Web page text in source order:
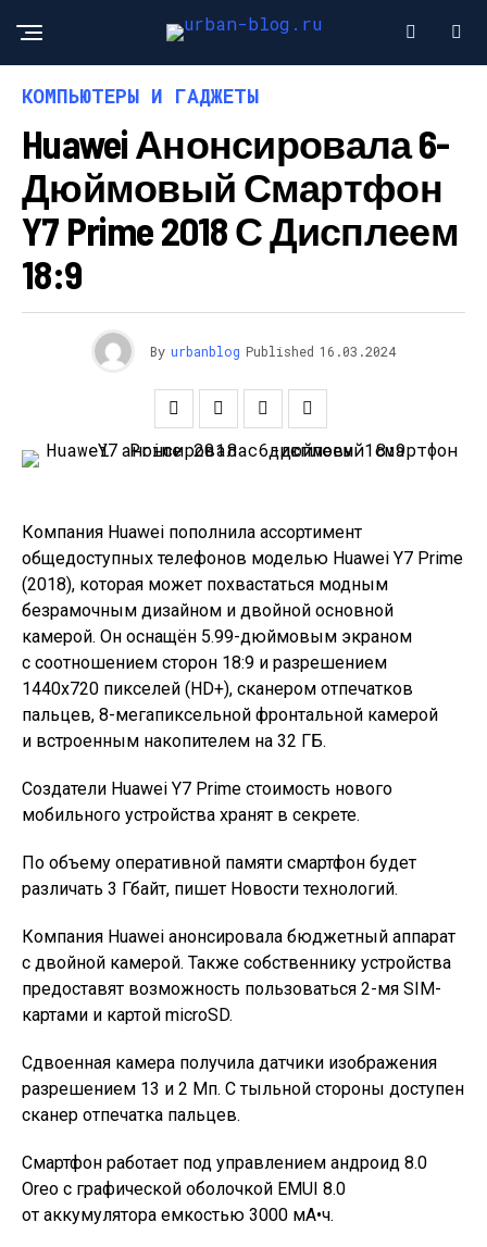
КОМПЬЮТЕРЫ И ГАДЖЕТЫ
Huawei Анонсировала 6-
Дюймовый Смартфон
Y7 Prime 2018 С Дисплеем
18:9
By urbanblog Published 16.03.2024
Компания Huawei пополнила ассортимент
общедоступных телефонов моделью Huawei Y7 Prime
(2018), которая может похвастаться модным
безрамочным дизайном и двойной основной
камерой. Он оснащён 5.99-дюймовым экраном
с соотношением сторон 18:9 и разрешением
1440х720 пикселей (HD+), сканером отпечатков
пальцев, 8-мегапиксельной фронтальной камерой
и встроенным накопителем на 32 ГБ.
Создатели Huawei Y7 Prime стоимость нового
мобильного устройства хранят в секрете.
По объему оперативной памяти смартфон будет
различать 3 Гбайт, пишет Новости технологий.
Компания Huawei анонсировала бюджетный аппарат
с двойной камерой. Также собственнику устройства
предоставят возможность пользоваться 2-мя SIM-
картами и картой microSD.
Сдвоенная камера получила датчики изображения
разрешением 13 и 2 Мп. С тыльной стороны доступен
сканер отпечатка пальцев.
Смартфон работает под управлением андроид 8.0
Oreo с графической оболочкой EMUI 8.0
от аккумулятора емкостью 3000 мА•ч.